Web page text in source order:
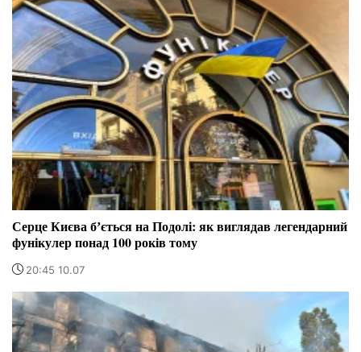
Серце Києва бʼється на Подолі: як виглядав легендарний
фунікулер понад 100 років тому
20:45 10.07